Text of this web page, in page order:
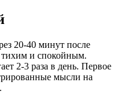
20-40 минут после
и спокойным.
2-3 раза в день. Первое
мысли на